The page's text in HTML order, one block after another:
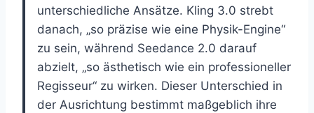
unterschiedliche Ansätze. Kling 3.0 strebt
danach, „so präzise wie eine Physik-Engine“
zu sein, während Seedance 2.0 darauf
abzielt, „so ästhetisch wie ein professioneller
Regisseur“ zu wirken. Dieser Unterschied in
der Ausrichtung bestimmt maßgeblich ihre